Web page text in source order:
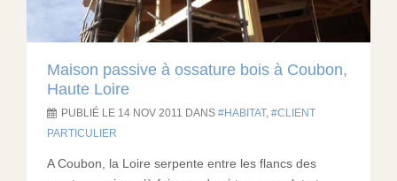
Maison passive à ossature bois à Coubon,
Haute Loire
PUBLIÉ LE 14 NOV 2011 DANS HABITAT
CLIENT
PARTICULIER
A Coubon, la Loire serpente entre les flancs des